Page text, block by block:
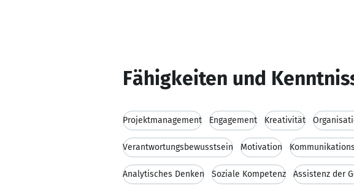
Fähigkeiten und
Projektmanagement Engagement Kreativität
Verantwortungsbewusstsein Motivation
Analytisches Denken Soziale Kompetenz Assistenz der